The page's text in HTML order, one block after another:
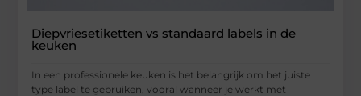
Diepvriesetiketten vs standaard labels in de
keuken
In een professionele keuken is het belangrijk om het juiste
type label te gebruiken, vooral wanneer je werkt met